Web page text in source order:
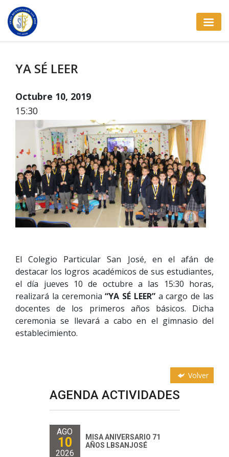
YA SÉ LEER
Octubre 10, 2019
15:30
El Colegio Particular San José, en el afán de
destacar los logros académicos de sus estudiantes,
el día jueves 10 de octubre a las 15:30 horas,
realizará la ceremonia“YA SÉ LEER”a cargo de las
docentes de los primeros años básicos. Dicha
ceremonia se llevará a cabo en el gimnasio del
establecimiento.
Volver
AGENDA ACTIVIDADES
AGO
10
2026
MISA ANIVERSARIO 71
AÑOS LBSANJOSÉ